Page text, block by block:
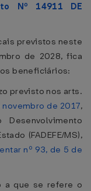
Nº 14911 DE
previstos neste
de 2028, fica
beneficiários:
previsto nos arts.
de 2017,
(FADEFE/MS),
nº 93, de 5 de
a que se refere o